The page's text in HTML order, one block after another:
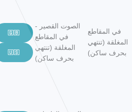
🇬🇧
🇺🇸
الصوت القصير -
في المقاطع
المغلقة (تنتهي
بحرف ساكن)
في المقاطع
المغلقة (تنتهي
بحرف ساكن)